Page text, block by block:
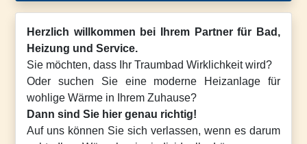
Herzlich willkommen bei Ihrem Partner für Bad,
Heizung und Service.
Sie möchten, dass Ihr Traumbad Wirklichkeit wird?
Oder suchen Sie eine moderne Heizanlage für
wohlige Wärme in Ihrem Zuhause?
Dann sind Sie hier genau richtig!
Auf uns können Sie sich verlassen, wenn es darum